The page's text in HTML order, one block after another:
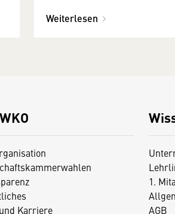
Weiterlesen
Karriere
1.
AGB